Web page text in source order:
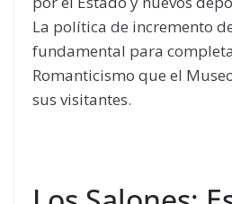
La política de incremento
fundamental para
Romanticismo que el
sus visitantes.